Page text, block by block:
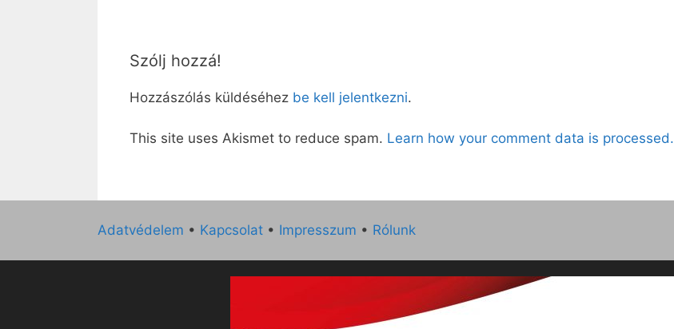
Szólj hozzá!
Hozzászólás küldéséhez be kell jelentkezni.
This site uses Akismet to reduce spam. Learn how your comment data is processed.
Adatvédelem • Kapcsolat • Impresszum • Rólunk